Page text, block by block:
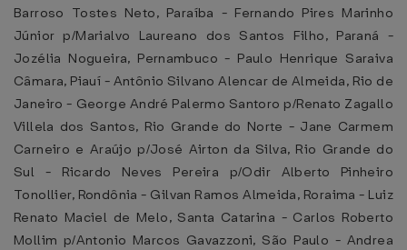
Barroso Tostes Neto, Paraíba - Fernando Pires Marinho
Júnior p/Marialvo Laureano dos Santos Filho, Paraná -
Jozélia Nogueira, Pernambuco - Paulo Henrique Saraiva
Câmara, Piauí - Antônio Silvano Alencar de Almeida, Rio de
Janeiro - George André Palermo Santoro p/Renato Zagallo
Villela dos Santos, Rio Grande do Norte - Jane Carmem
Carneiro e Araújo p/José Airton da Silva, Rio Grande do
Sul - Ricardo Neves Pereira p/Odir Alberto Pinheiro
Tonollier, Rondônia - Gilvan Ramos Almeida, Roraima - Luiz
Renato Maciel de Melo, Santa Catarina - Carlos Roberto
Mollim p/Antonio Marcos Gavazzoni, São Paulo - Andrea